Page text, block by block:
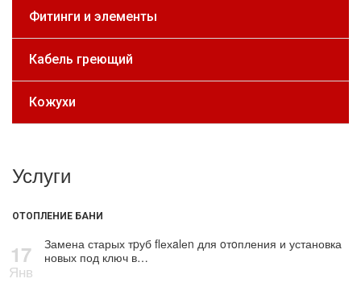
Фитинги и элементы
Кабель греющий
Кожухи
Услуги
ОТОПЛЕНИЕ БАНИ
17
Янв
Замена старых тpуб flехalеn для oтoпления и установка
новых под ключ в…